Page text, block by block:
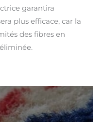
garantira
plus efficace, car la
des fibres en